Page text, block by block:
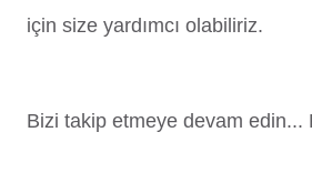
için size yardımcı olabiliriz.
Bizi takip etmeye devam edin...